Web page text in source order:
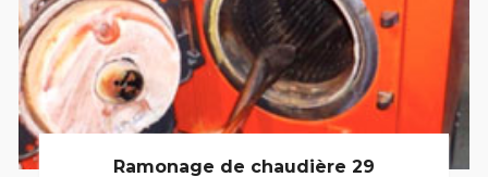
Ramonage de chaudière 29